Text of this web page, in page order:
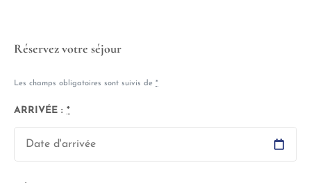
Réservez votre séjour
Les champs obligatoires sont suivis de *
ARRIVÉE : *